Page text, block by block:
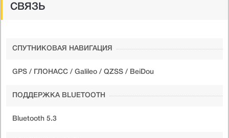
СВЯЗЬ
СПУТНИКОВАЯ НАВИГАЦИЯ
GPS / ГЛОНАСС / Galileo / QZSS / BeiDou
ПОДДЕРЖКА BLUETOOTH
Bluetooth 5.3